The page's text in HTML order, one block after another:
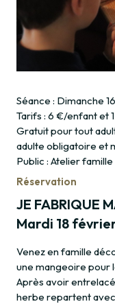
Séance : Dimanche
Tarifs : 6 €/enfant et
Gratuit pour tout
adulte obligatoire et
Public : Atelier
Réservation
JE FABRIQUE
Mardi 18
Venez en famille
une mangeoire pour
Après avoir
herbe repartent